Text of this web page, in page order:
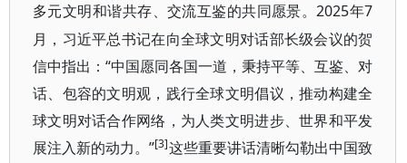
多元文明和谐共存、交流互鉴的共同愿景。 2025年7
月，习近平总书记在向全球文明对话部长级会议的贺
信中指出：“中国愿同各国一道，秉持平等、互鉴、对
话、包容的文明观，践行全球文明倡议，推动构建全
球文明对话合作网络，为人类文明进步、世界和平发
展注入新的动力。”[3]这些重要讲话清晰勾勒出中国致